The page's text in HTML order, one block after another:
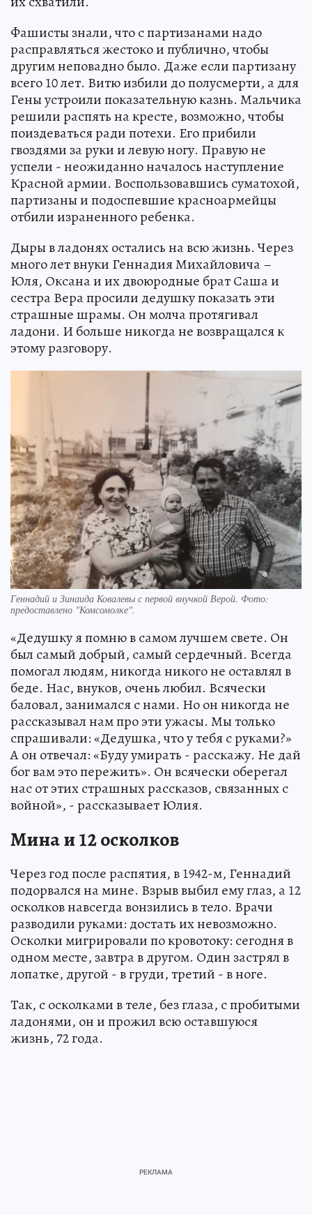
Фашисты знали, что с партизанами надо
расправляться жестоко и публично, чтобы
другим неповадно было. Даже если партизану
всего 10 лет. Витю избили до полусмерти, а для
Гены устроили показательную казнь. Мальчика
решили распять на кресте, возможно, чтобы
поиздеваться ради потехи. Его прибили
гвоздями за руки и левую ногу. Правую не
успели - неожиданно началось наступление
Красной армии. Воспользовавшись суматохой,
партизаны и подоспевшие красноармейцы
отбили израненного ребенка.
Дыры в ладонях остались на всю жизнь. Через
много лет внуки Геннадия Михайловича –
Юля, Оксана и их двоюродные брат Саша и
сестра Вера просили дедушку показать эти
страшные шрамы. Он молча протягивал
ладони. И больше никогда не возвращался к
этому разговору.
Геннадий и Зинаида Ковалевы с первой внучкой Верой. Фото:
предоставлено "Комсомолке".
«Дедушку я помню в самом лучшем свете. Он
был самый добрый, самый сердечный. Всегда
помогал людям, никогда никого не оставлял в
беде. Нас, внуков, очень любил. Всячески
баловал, занимался с нами. Но он никогда не
рассказывал нам про эти ужасы. Мы только
спрашивали: «Дедушка, что у тебя с руками?»
А он отвечал: «Буду умирать - расскажу. Не дай
бог вам это пережить». Он всячески оберегал
нас от этих страшных рассказов, связанных с
войной», - рассказывает Юлия.
Мина и 12 осколков
Через год после распятия, в 1942-м, Геннадий
подорвался на мине. Взрыв выбил ему глаз, а 12
осколков навсегда вонзились в тело. Врачи
разводили руками: достать их невозможно.
Осколки мигрировали по кровотоку: сегодня в
одном месте, завтра в другом. Один застрял в
лопатке, другой - в груди, третий - в ноге.
Так, с осколками в теле, без глаза, с пробитыми
ладонями, он и прожил всю оставшуюся
жизнь, 72 года.